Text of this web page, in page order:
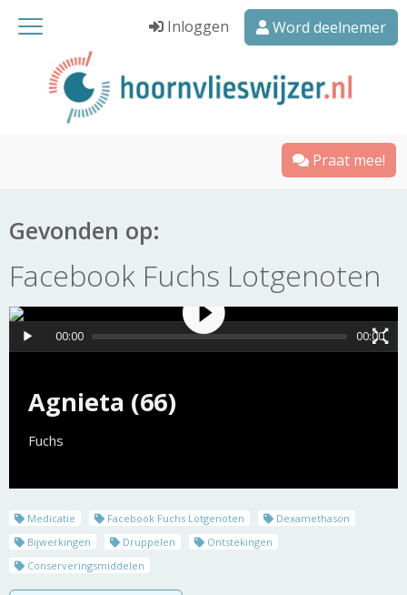
Inloggen Word deelnemer
Praat mee!
Gevonden op:
Facebook Fuchs Lotgenoten
Agnieta (66)
Fuchs
00:00 00:00
Medicatie Facebook Fuchs Lotgenoten
Dexamethason
Bijwerkingen
Druppelen
Ontstekingen
Conserveringsmiddelen